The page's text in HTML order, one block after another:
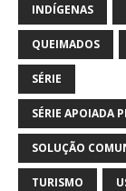
INDÍGENAS
QUEIMADOS
SÉRIE
SÉRIE APOIADA
SOLUÇÃO
TURISMO